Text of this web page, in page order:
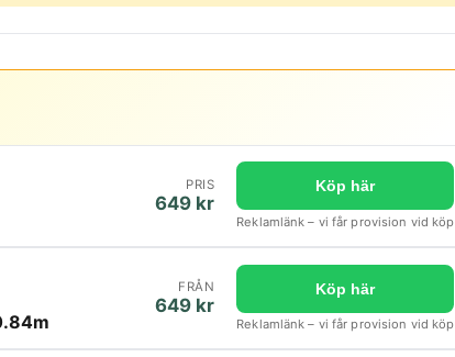
PRIS
649 kr
Köp här
Reklamlänk – vi får provision vid köp
FRÅN
649 kr
Köp här
Reklamlänk – vi får provision vid köp